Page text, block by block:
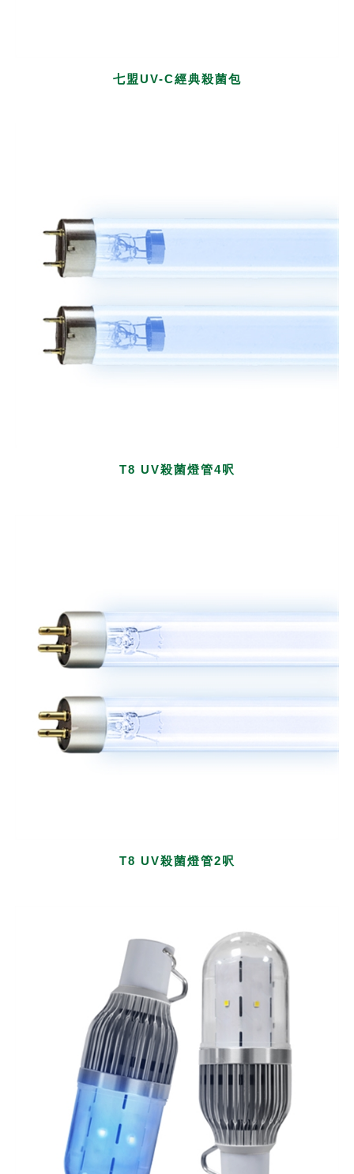
七盟UV-C經典殺菌包
T8 UV殺菌燈管4呎
T8 UV殺菌燈管2呎